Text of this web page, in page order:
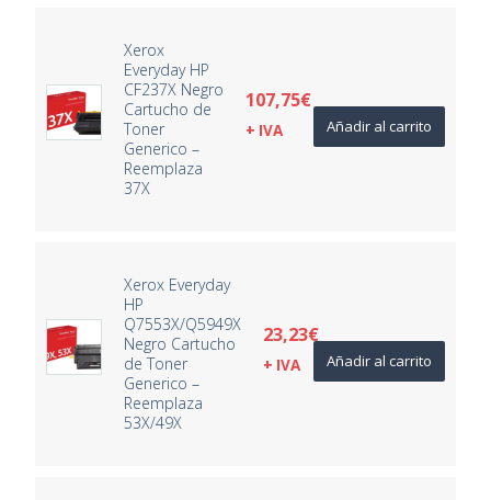
Xerox
Everyday HP
CF237X Negro
Cartucho de
Toner
Generico –
Reemplaza
37X
107,75€
+ IVA Añadir al carrito
Xerox Everyday
HP
Q7553X/Q5949X
Negro Cartucho
de Toner
Generico –
Reemplaza
53X/49X
23,23€
+ IVA Añadir al carrito